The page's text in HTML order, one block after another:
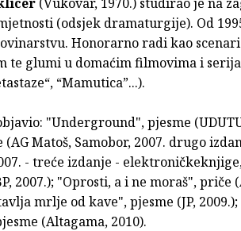
(odsjek dramaturgije). Od
Honorarno radi kao
te glumi u domaćim filmovima i
“Mamutica”...).
"Underground", pjesme
Matoš, Samobor, 2007. drugo
- treće izdanje -
2007.); "Oprosti, a i ne moraš", priče
mrlje od kave", pjesme (JP,
(Altagama, 2010).